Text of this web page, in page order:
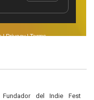
del Indie Fest